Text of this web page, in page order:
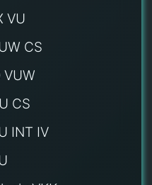
VU
CS
VUW
CS
INT IV